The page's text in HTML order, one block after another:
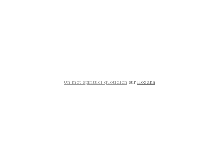
Un mot spirituel quotidien surHozana